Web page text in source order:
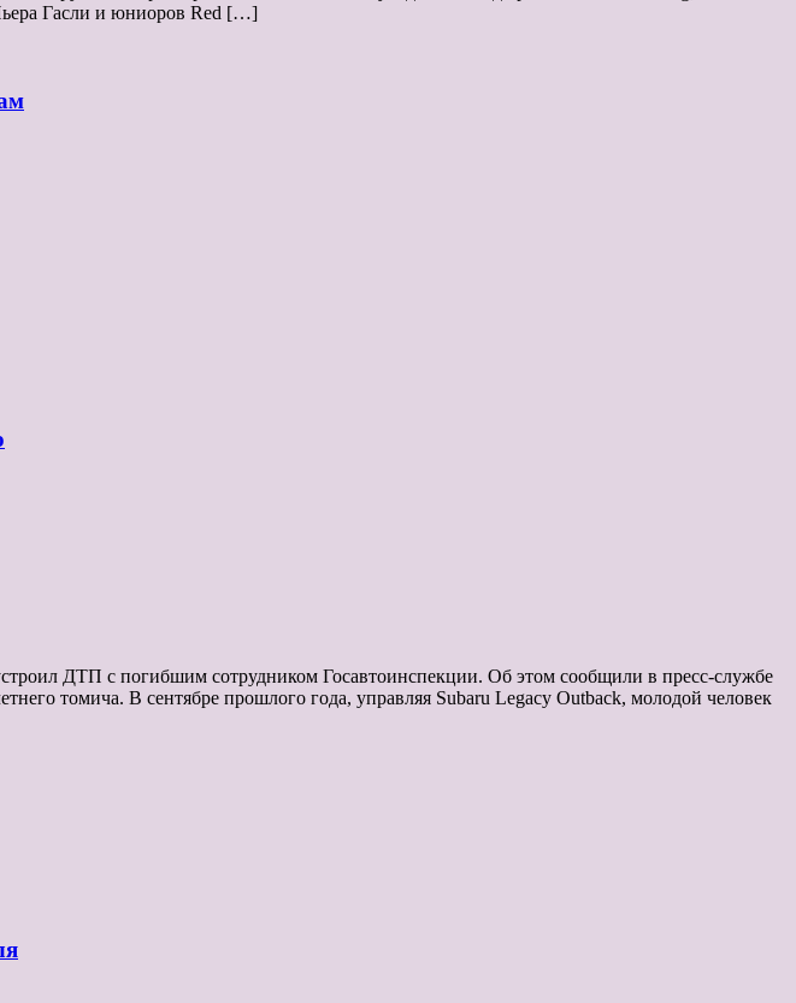
Гасли и юниоров Red […]
ДТП с погибшим сотрудником Госавтоинспекции. Об этом сообщили в пресс-службе
томича. В сентябре прошлого года, управляя Subaru Legacy Outback, молодой человек